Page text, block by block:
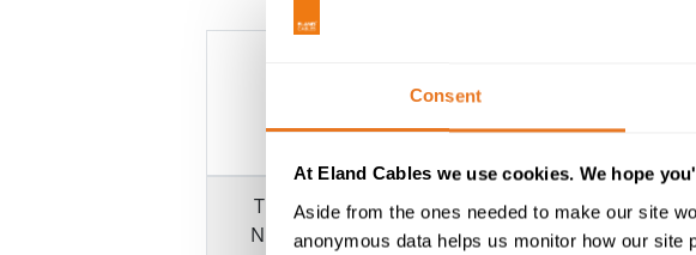
Consent
At Eland Cables we use cookies. We hope
Aside from the ones needed to make our site
anonymous data helps us monitor how our site
TENSIÓN
NOMINAL